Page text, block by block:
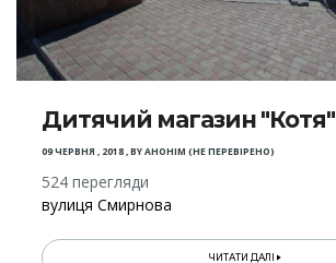
Дитячий магазин "Котя"
09 ЧЕРВНЯ , 2018,BYАНОНІМ (НЕ ПЕРЕВІРЕНО)
524 перегляди
вулиця Смирнова
ЧИТАТИ ДАЛІ